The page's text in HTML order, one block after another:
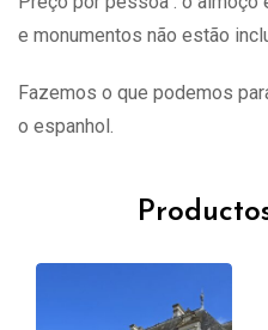
e monumentos não estão
Fazemos o que podemos
o espanhol.